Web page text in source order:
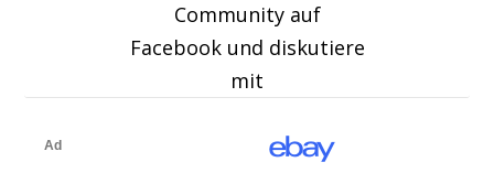
Community auf
Facebook und diskutiere
mit